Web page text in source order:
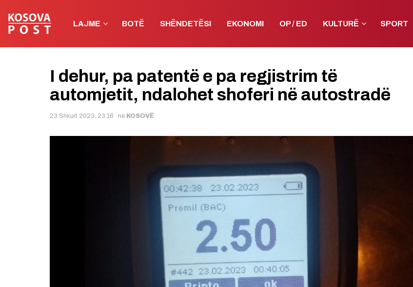
LAJME BOTË SHËNDETËSI EKONOMI OP / ED KULTURË SPORT
I dehur, pa patentë e pa regjistrim të
automjetit, ndalohet shoferi në autostradë
23 Shkurt 2023, 23:16 në KOSOVË